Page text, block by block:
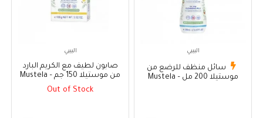
البيبي
سائل منظف للرضع من
موستيلا 200 مل – Mustela
البيبي
صابون لطيف مع الكريم البارد
من موستيلا 150 جم – Mustela
Gentle Soap with Cold Cream
Out of Stock